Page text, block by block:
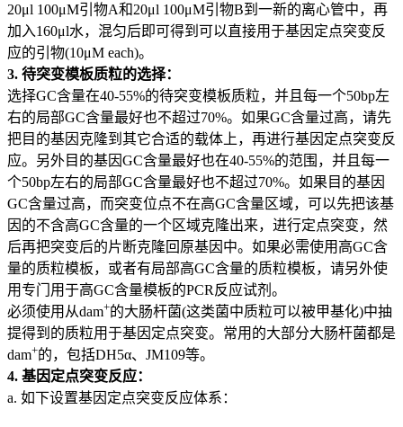
20μl 100μM引物A和20μl 100μM引物B到一新的离心管中，再
加入160μl水，混匀后即可得到可以直接用于基因定点突变反
应的引物(10μM each)。
3. 待突变模板质粒的选择：
选择GC含量在40-55%的待突变模板质粒，并且每一个50bp左
右的局部GC含量最好也不超过70%。如果GC含量过高，请先
把目的基因克隆到其它合适的载体上，再进行基因定点突变反
应。另外目的基因GC含量最好也在40-55%的范围，并且每一
个50bp左右的局部GC含量最好也不超过70%。如果目的基因
GC含量过高，而突变位点不在高GC含量区域，可以先把该基
因的不含高GC含量的一个区域克隆出来，进行定点突变，然
后再把突变后的片断克隆回原基因中。如果必需使用高GC含
量的质粒模板，或者有局部高GC含量的质粒模板，请另外使
用专门用于高GC含量模板的PCR反应试剂。
必须使用从dam+的大肠杆菌(这类菌中质粒可以被甲基化)中抽
提得到的质粒用于基因定点突变。常用的大部分大肠杆菌都是
dam+的，包括DH5α、JM109等。
4. 基因定点突变反应：
a. 如下设置基因定点突变反应体系：